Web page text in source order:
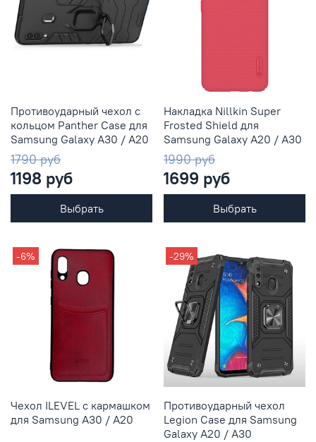
Противоударный чехол с
кольцом Panther Case для
Samsung Galaxy A30 / A20
1790 руб
1198 руб
Выбрать
Накладка Nillkin Super
Frosted Shield для
Samsung Galaxy A20 / A30
1990 руб
1699 руб
Выбрать
-6%
Чехол ILEVEL с кармашком
для Samsung A30 / A20
-29%
Противоударный чехол
Legion Case для Samsung
Galaxy A20 / A30